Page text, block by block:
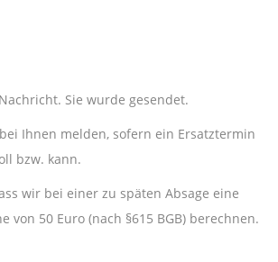
Sie wurde gesendet.
Ihnen melden, sofern ein Ersatztermin
bzw. kann.
wir bei einer zu späten Absage eine
von 50 Euro (nach §615 BGB) berechnen.